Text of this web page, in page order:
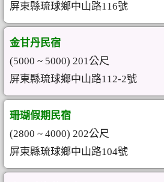
屏東縣琉球鄉中山路116號
金甘丹民宿
(5000 ~ 5000) 201公尺
屏東縣琉球鄉中山路112-2號
珊瑚假期民宿
(2800 ~ 4000) 202公尺
屏東縣琉球鄉中山路104號